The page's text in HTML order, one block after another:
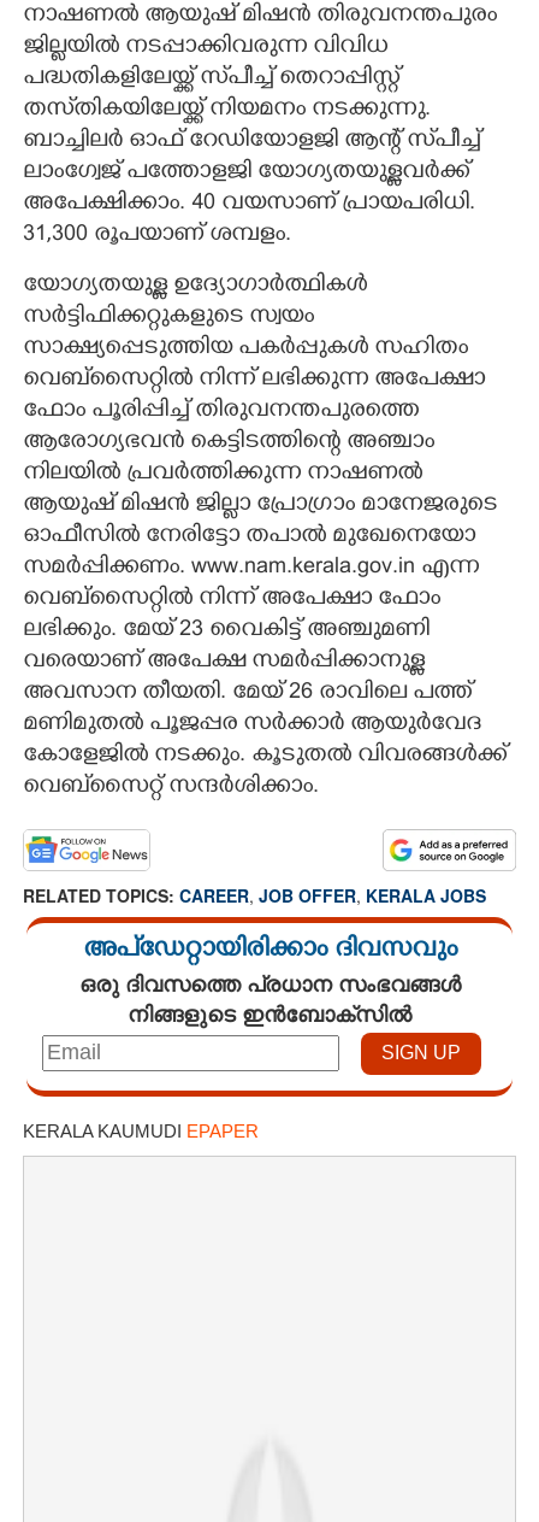
നാഷണൽ ആയുഷ് മിഷൻ തിരുവനന്തപുരം
ജില്ലയിൽ നടപ്പാക്കിവരുന്ന വിവിധ
പദ്ധതികളിലേയ്ക്ക് സ്‌പീച്ച് തെറാപ്പിസ്റ്റ്
തസ്‌തികയിലേയ്ക്ക് നിയമനം നടക്കുന്നു.
ബാച്ചിലർ ഓഫ് റേഡിയോളജി ആന്റ് സ്‌പീച്ച്
ലാംഗ്വേജ് പത്തോളജി യോഗ്യതയുള്ളവർക്ക്
അപേക്ഷിക്കാം. 40 വയസാണ് പ്രായപരിധി.
31,300 രൂപയാണ് ശമ്പളം.
യോഗ്യതയുള്ള ഉദ്യോഗാ‌ർത്ഥികൾ
സർട്ടിഫിക്കറ്റുകളുടെ സ്വയം
സാക്ഷ്യപ്പെടുത്തിയ പകർപ്പുകൾ സഹിതം
വെബ്‌സൈറ്റിൽ നിന്ന് ലഭിക്കുന്ന അപേക്ഷാ
ഫോം പൂരിപ്പിച്ച് തിരുവനന്തപുരത്തെ
ആരോഗ്യഭവൻ കെട്ടിടത്തിന്റെ അഞ്ചാം
നിലയിൽ പ്രവർത്തിക്കുന്ന നാഷണൽ
ആയുഷ് മിഷൻ ജില്ലാ പ്രോഗ്രാം മാനേജരുടെ
ഓഫീസിൽ നേരിട്ടോ തപാൽ മുഖേനെയോ
സമർപ്പിക്കണം. www.nam.kerala.gov.in എന്ന
വെബ്സൈറ്റിൽ നിന്ന് അപേക്ഷാ ഫോം
ലഭിക്കും. മേയ് 23 വൈകിട്ട് അഞ്ചുമണി
വരെയാണ് അപേക്ഷ സമർപ്പിക്കാനുള്ള
അവസാന തീയതി. മേയ് 26 രാവിലെ പത്ത്
മണിമുതൽ പൂജപ്പര സർക്കാർ ആയുർവേദ
കോളേജിൽ നടക്കും. കൂടുതൽ വിവരങ്ങൾക്ക്
വെബ്‌സൈറ്റ് സന്ദർശിക്കാം.
RELATED TOPICS: CAREER, JOB OFFER, KERALA JOBS
അപ്ഡേറ്റായിരിക്കാം ദിവസവും
ഒരു ദിവസത്തെ പ്രധാന സംഭവങ്ങൾ
നിങ്ങളുടെ ഇൻബോക്സിൽ
KERALA KAUMUDI EPAPER